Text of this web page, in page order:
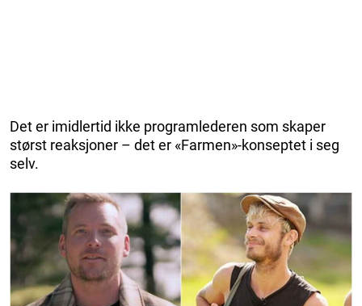
Det er imidlertid ikke programlederen som skaper
størst reaksjoner – det er «Farmen»-konseptet i seg
selv.